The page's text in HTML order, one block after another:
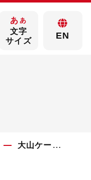
あ あ
文字
サイズ
EN
大山ケーブルカー